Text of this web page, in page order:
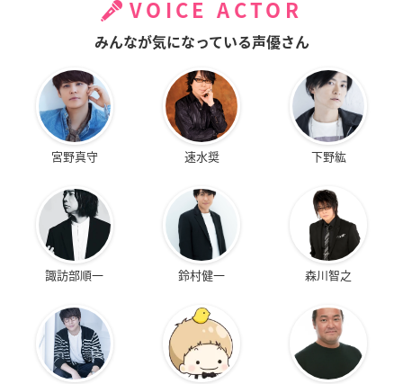
VOICE ACTOR
みんなが気になっている声優さん
宮野真守 速水奨 下野紘
諏訪部順一 鈴村健一 森川智之